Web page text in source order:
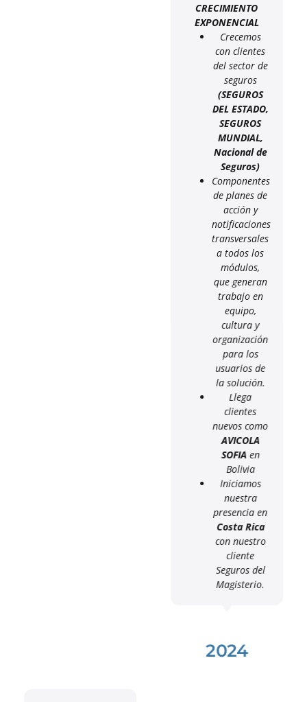
CRECIMIENTO
EXPONENCIAL
Crecemos
con clientes
del sector de
seguros
(SEGUROS
DEL ESTADO,
SEGUROS
MUNDIAL,
Nacional de
Seguros)
Componentes
de planes de
acción y
notificaciones
transversales
a todos los
módulos,
que generan
trabajo en
equipo,
cultura y
organización
para los
usuarios de
la solución.
Llega
clientes
nuevos como
AVICOLA
SOFIAen
Bolivia
Iniciamos
nuestra
presencia en
Costa Rica
con nuestro
cliente
Seguros del
Magisterio.
2024